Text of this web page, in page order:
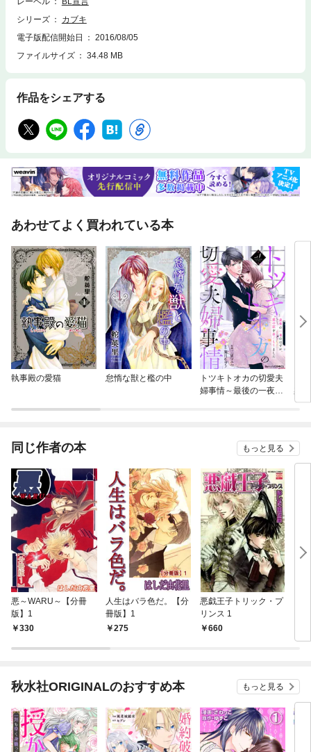
シリーズ
カブキ
電子版配信開始日
2016/08/05
ファイルサイズ
34.48 MB
作品をシェアする
あわせてよく買われている本
執事殿の愛猫 怠惰な獣と檻の中
トツキトオカの切愛夫
婦事情～最後の一夜の
染
同じ作者の本 もっと見る
悪～WARU～【分冊
版】1
330
人生はバラ色だ。【分
冊版】1
275
悪戯王子トリック・プ
リンス 1
660
秋水社ORIGINALのおすすめ本 もっと見る